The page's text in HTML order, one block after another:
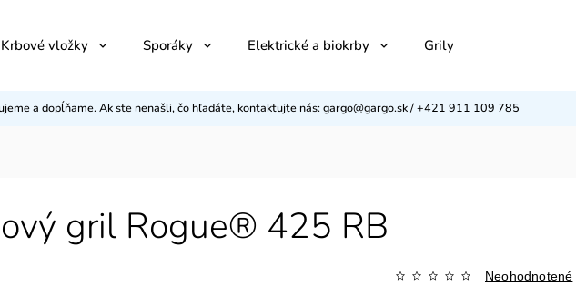
Krbové vložky Sporáky Elektrické a biokrby Grily
a dopĺňame. Ak ste nenašli, čo hľadáte, kontaktujte nás: gargo@gargo.sk / +421 911 109 785
gril Rogue® 425 RB
Neohodnotené